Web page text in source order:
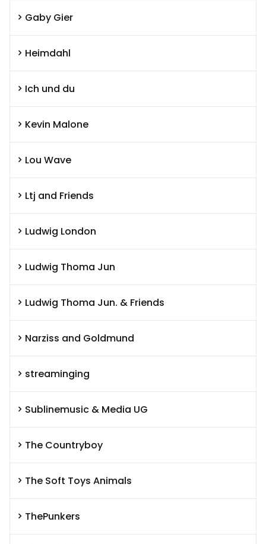
Gaby Gier
Heimdahl
Ich und du
Kevin Malone
Lou Wave
Ltj and Friends
Ludwig London
Ludwig Thoma Jun
Ludwig Thoma Jun. & Friends
Narziss and Goldmund
streaminging
Sublinemusic & Media UG
The Countryboy
The Soft Toys Animals
ThePunkers